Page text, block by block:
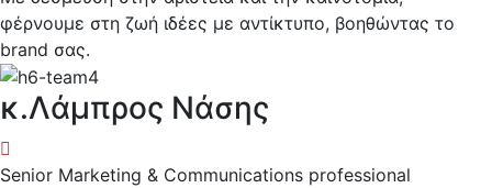
φέρνουμε στη ζωή ιδέες με αντίκτυπο, βοηθώντας το
brand σας.
κ.Λάμπρος Νάσης
Senior Marketing & Communications professional